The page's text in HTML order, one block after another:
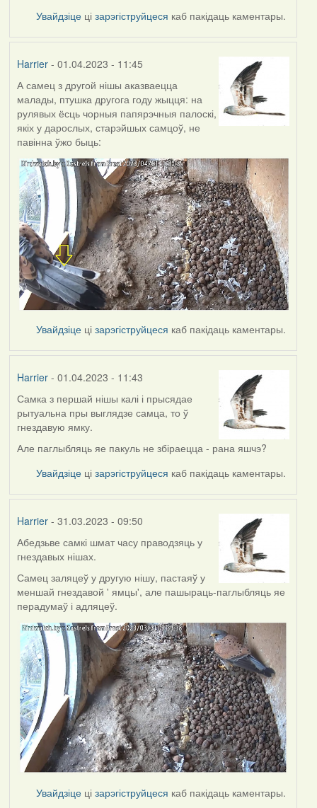
Увайдзіце цізарэгіструйцеся каб пакідаць каментары.
Harrier- 01.04.2023 - 11:45
А самец з другой нішы аказваецца
малады, птушка другога году жыцця: на
рулявых ёсць чорныя папярэчныя палоскі,
якіх у дарослых, старэйшых самцоў, не
павінна ўжо быць:
Увайдзіце цізарэгіструйцеся каб пакідаць каментары.
Harrier- 01.04.2023 - 11:43
Самка з першай нішы калі і прысядае
рытуальна пры выглядзе самца, то ў
гнездавую ямку.
Але паглыбляць яе пакуль не збіраецца - рана яшчэ?
Увайдзіце цізарэгіструйцеся каб пакідаць каментары.
Harrier- 31.03.2023 - 09:50
Абедзьве самкі шмат часу праводзяць у
гнездавых нішах.
Самец заляцеў у другую нішу, пастаяў у
меншай гнездавой ' ямцы', але пашыраць-паглыбляць яе
перадумаў і адляцеў.
Увайдзіце цізарэгіструйцеся каб пакідаць каментары.